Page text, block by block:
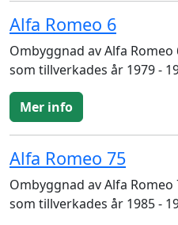
Alfa Romeo 6
Ombyggnad av Alfa
som tillverkades år 1979 -
Mer info
Alfa Romeo 75
Ombyggnad av Alfa
som tillverkades år 1985 -